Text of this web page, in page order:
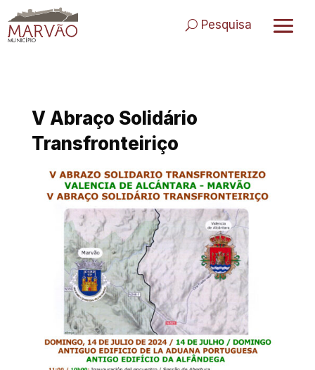
to
content
Pesquisa
V Abraço Solidário
Transfronteiriço